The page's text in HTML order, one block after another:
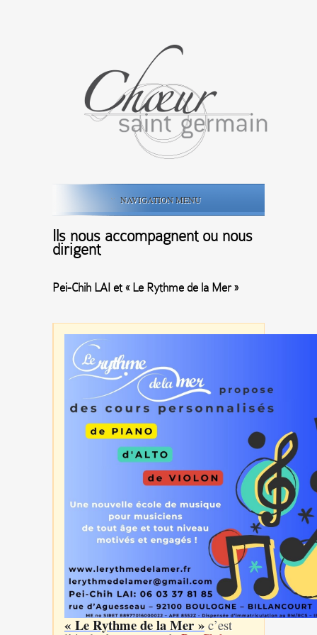
NAVIGATION MENU
Ils nous accompagnent ou nous
dirigent
Pei-Chih LAI et « Le Rythme de la Mer »
« Le Rythme de la Mer » c’est